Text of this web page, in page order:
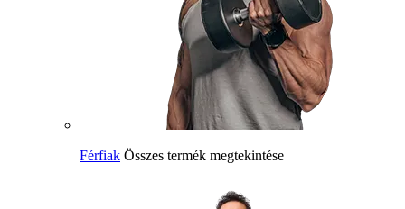
Férfiak Összes termék megtekintése